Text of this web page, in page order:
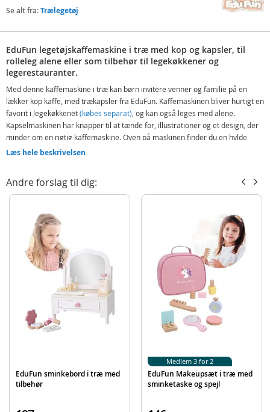
Se alt fra:Trælegetøj
EduFun legetøjskaffemaskine i træ med kop og kapsler, til
rolleleg alene eller som tilbehør til legekøkkener og
legerestauranter.
Med denne kaffemaskine i træ kan børn invitere venner og familie på en
lækker kop kaffe, med trækapsler fra EduFun. Kaffemaskinen bliver hurtigt en
favorit i legekøkkenet(købes separat) , og kan også leges med alene.
Kapselmaskinen har knapper til at tænde for, illustrationer og et design, der
minder om en rigtig kaffemaskine. Oven på maskinen finder du en hylde,
hvor du kan opbevare kaffekapslerne. Legesættet indeholder en kaffekop, en
6 kapsler
Kaffekop og ske
Detaljer:
Produktdetaljer
6942397343190
Læs hele beskrivelsen
Andre forslag til dig:
EduFun sminkebord i træ med
tilbehør
EduFun Makeupsæt i træ med
sminketaske og spejl
Medlem 3 for 2